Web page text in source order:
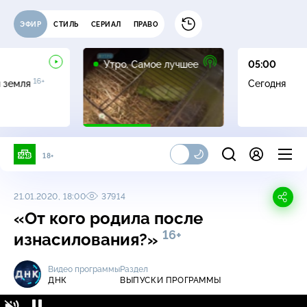
ЭФИР СТИЛЬ СЕРИАЛ ПРАВО
земля 16+
Утро. Самое лучшее
16+
05:00
Сегодня
18+
21.01.2020, 18:00 37914
«От кого родила после
изнасилования?» 16+
Видео программы
ДНК
Раздел
ВЫПУСКИ ПРОГРАММЫ